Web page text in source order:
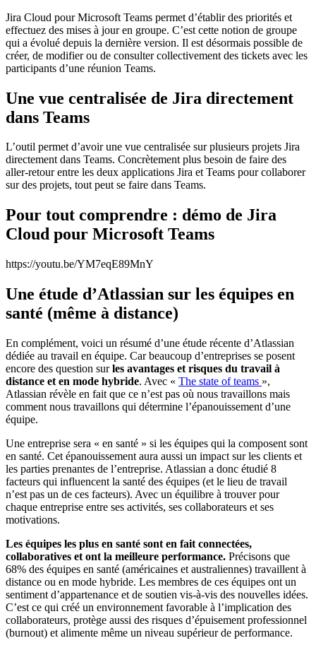
Jira Cloud pour Microsoft Teams permet d’établir des priorités et
effectuez des mises à jour en groupe. C’est cette notion de groupe
qui a évolué depuis la dernière version. Il est désormais possible de
créer, de modifier ou de consulter collectivement des tickets avec les
participants d’une réunion Teams.
Une vue centralisée de Jira directement
dans Teams
L’outil permet d’avoir une vue centralisée sur plusieurs projets Jira
directement dans Teams. Concrètement plus besoin de faire des
aller-retour entre les deux applications Jira et Teams pour collaborer
sur des projets, tout peut se faire dans Teams.
Pour tout comprendre : démo de Jira
Cloud pour Microsoft Teams
https://youtu.be/YM7eqE89MnY
Une étude d’Atlassian sur les équipes en
santé (même à distance)
En complément, voici un résumé d’une étude récente d’Atlassian
dédiée au travail en équipe. Car beaucoup d’entreprises se posent
encore des question surles avantages et risques du travail à
distance et en mode hybride. Avec « The state of teams »,
Atlassian révèle en fait que ce n’est pas où nous travaillons mais
comment nous travaillons qui détermine l’épanouissement d’une
équipe.
Une entreprise sera « en santé » si les équipes qui la composent sont
en santé. Cet épanouissement aura aussi un impact sur les clients et
les parties prenantes de l’entreprise. Atlassian a donc étudié 8
facteurs qui influencent la santé des équipes (et le lieu de travail
n’est pas un de ces facteurs). Avec un équilibre à trouver pour
chaque entreprise entre ses activités, ses collaborateurs et ses
motivations.
Les équipes les plus en santé sont en fait connectées,
collaboratives et ont la meilleure performance. Précisons que
68% des équipes en santé (américaines et australiennes) travaillent à
distance ou en mode hybride. Les membres de ces équipes ont un
sentiment d’appartenance et de soutien vis-à-vis des nouvelles idées.
C’est ce qui créé un environnement favorable à l’implication des
collaborateurs, protège aussi des risques d’épuisement professionnel
(burnout) et alimente même un niveau supérieur de performance.